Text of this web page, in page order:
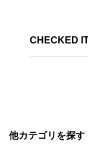
CHECKED
他カテゴリを探す